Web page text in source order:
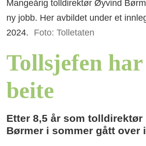
Mangeårig tolldirektør Øyvind
ny jobb. Her avbildet under et
2024.
Foto: Tolletaten
Tollsjefen
beite
Etter 8,5 år som
Børmer i sommer gått over